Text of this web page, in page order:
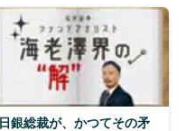
日銀総裁が、かつてその矛